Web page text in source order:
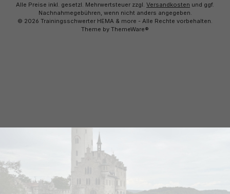
Alle Preise inkl. gesetzl. Mehrwertsteuer zzgl. Versandkosten und ggf.
Nachnahmegebühren, wenn nicht anders angegeben.
© 2026 Trainingsschwerter HEMA & more - Alle Rechte vorbehalten.
Theme by ThemeWare®